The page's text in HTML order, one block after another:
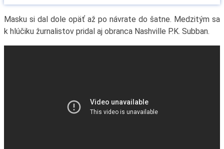
Masku si dal dole opäť až po návrate do šatne. Medzitým sa
k hlúčiku žurnalistov pridal aj obranca Nashville P.K. Subban.